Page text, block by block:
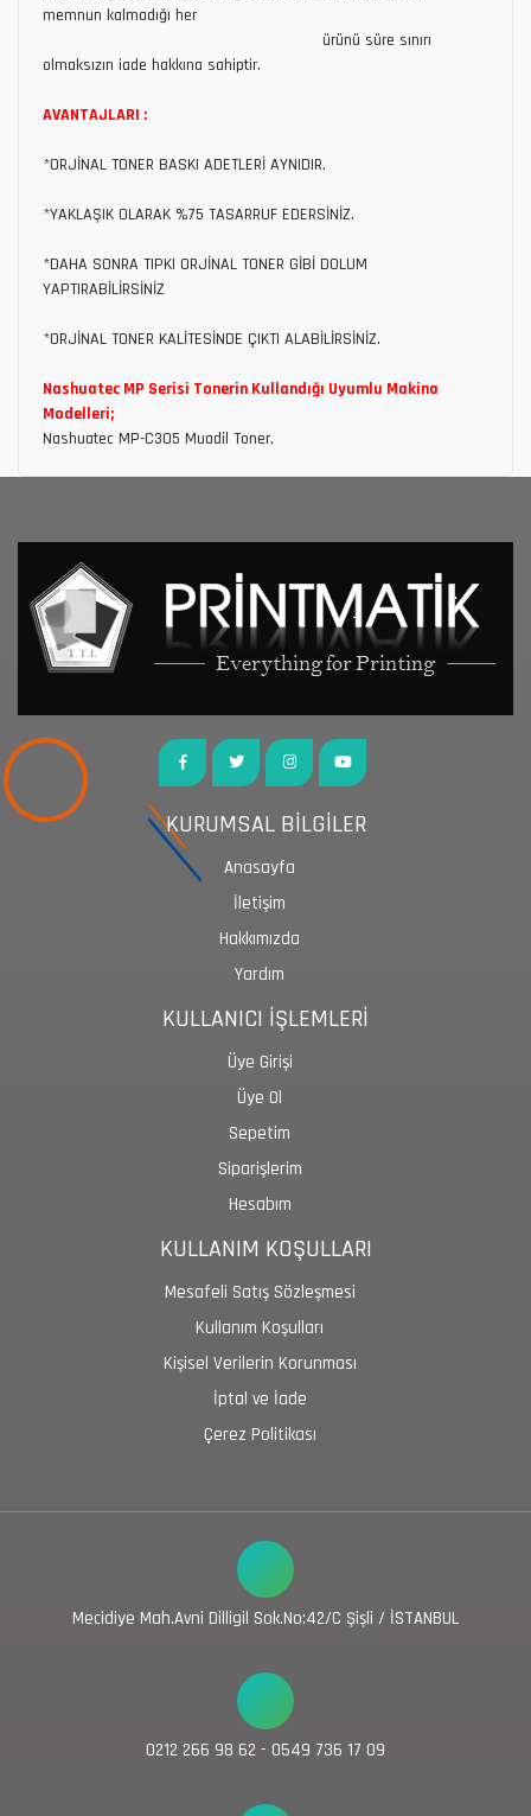
memnun kalmadığı her
ürünü süre sınırı
olmaksızın iade hakkına sahiptir.
AVANTAJLARI :
*ORJİNAL TONER BASKI ADETLERİ AYNIDIR.
*YAKLAŞIK OLARAK %75 TASARRUF EDERSİNİZ.
*DAHA SONRA TIPKI ORJİNAL TONER GİBİ DOLUM
YAPTIRABİLİRSİNİZ
*ORJİNAL TONER KALİTESİNDE ÇIKTI ALABİLİRSİNİZ.
Nashuatec MP Serisi Tonerin Kullandığı Uyumlu Makina
Modelleri;
Nashuatec MP-C305 Muadil Toner,
KURUMSAL BİLGİLER
Anasayfa
İletişim
Hakkımızda
Yardım
KULLANICI İŞLEMLERİ
Üye Girişi
Üye Ol
Sepetim
Siparişlerim
Hesabım
KULLANIM KOŞULLARI
Mesafeli Satış Sözleşmesi
Kullanım Koşulları
Kişisel Verilerin Korunması
İptal ve İade
Çerez Politikası
Mecidiye Mah.Avni Dilligil Sok.No:42/C Şişli / İSTANBUL
0212 266 98 62 - 0549 736 17 09